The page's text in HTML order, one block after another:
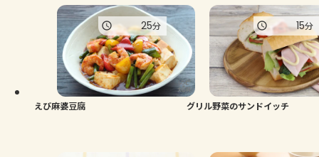
えび麻婆豆腐
25分
グリル野菜のサンドイッチ
15分